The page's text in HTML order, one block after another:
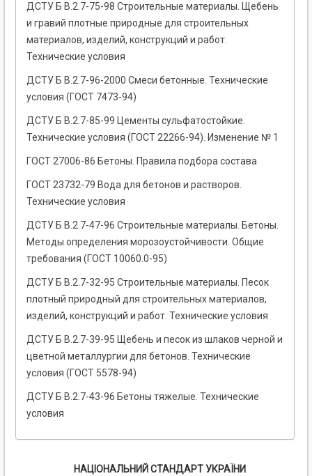
ДСТУ Б В.2.7-75-98 Строительные материалы. Щебень
и гравий плотные природные для строительных
материалов, изделий, конструкций и работ.
Технические условия
ДСТУ Б В.2.7-96-2000 Смеси бетонные. Технические
условия (ГОСТ 7473-94)
ДСТУ Б В.2.7-85-99 Цементы сульфатостойкие.
Технические условия (ГОСТ 22266-94). Изменение № 1
ГОСТ 27006-86 Бетоны. Правила подбора состава
ГОСТ 23732-79 Вода для бетонов и растворов.
Технические условия
ДСТУ Б В.2.7-47-96 Строительные материалы. Бетоны.
Методы определения морозоустойчивости. Общие
требования (ГОСТ 10060.0-95)
ДСТУ Б В.2.7-32-95 Строительные материалы. Песок
плотный природный для строительных материалов,
изделий, конструкций и работ. Технические условия
ДСТУ Б В.2.7-39-95 Щебень и песок из шлаков черной и
цветной металлургии для бетонов. Технические
условия (ГОСТ 5578-94)
ДСТУ Б В.2.7-43-96 Бетоны тяжелые. Технические
условия
НАЦІОНАЛЬНИЙ СТАНДАРТ УКРАЇНИ